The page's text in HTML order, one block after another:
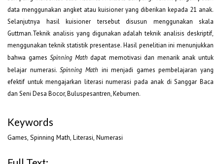
data menggunakan angket atau kuisioner yang diberikan kepada 21 anak.
Selanjutnya hasil kuisioner tersebut disusun menggunakan skala
Guttman.Teknik analisis yang digunakan adalah teknik analisis deskriptif,
menggunakan teknik statistik presentase. Hasil penelitian ini menunjukkan
bahwa gamesSpinning Mathdapat memotivasi dan menarik anak untuk
belajar numerasi.Spinning Mathini menjadi games pembelajaran yang
efektif untuk mengajarkan literasi numerasi pada anak di Sanggar Baca
dan Seni Desa Bocor, Buluspesantren, Kebumen.
Keywords
Games, Spinning Math, Literasi, Numerasi